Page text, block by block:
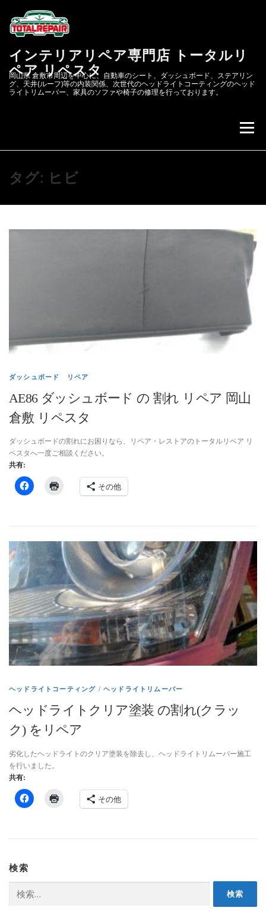
インテリアリペア専門店 トータルリ
ペア リペスタ
岡山県 倉敷市周辺を中心に、自動車のシート、ダッシュボード、ステアリン
グ、天井(ルーフ)等の内装関係、次世代のヘッドライトコーティングのヘッド
ライトリムーバー、家具のソファや椅子の修理を行っております。
メニュー
会社概要 次世代のヘッドライトコーティング&リペア
ヘッドライトリペア
トータルリペア リペスタの インテリア リペア
タグ: ヒビ
ダッシュボード リペア
AE86 ダッシュボード の 割れ リペア 岡山
倉敷 リペスタ
ダッシュボードの割れにお困りなら、リペア・レストアのトータルリペア リ
ペスタへ一度ご相談ください。
共有:
その他
ヘッドライトコーティング /ヘッドライトリムーバー
ヘッドライトクリア塗装 の割れ(クラッ
ク) をリペア
劣化したヘッドライトのクリア塗装を除去し、ヘッドライトリムーバー施工
を行いました。
共有:
その他
検索
索: